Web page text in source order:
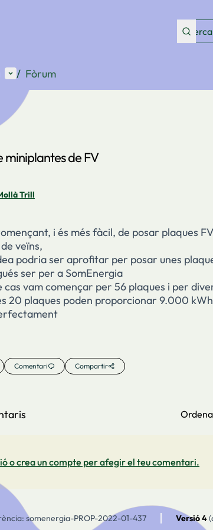
Menú d'usuari
/ Fòrum
miniplantes de FV
Trill
i és més fàcil, de posar plaques
veïns,
podria ser aprofitar per posar unes
ser per a SomEnergia
cas vam començar per 56 plaques i per
20 plaques poden proporcionar 9.000
Comentari Compartir
o crea un compte per afegir el teu comentari.
somenergia-PROP-2022-01-437 Versió 4